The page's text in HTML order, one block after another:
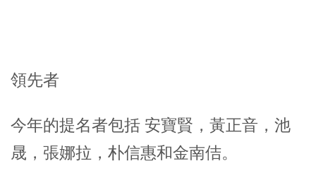
領先者
今年的提名者包括 安寶賢，黃正音，池
晟，張娜拉，朴信惠和金南佶。